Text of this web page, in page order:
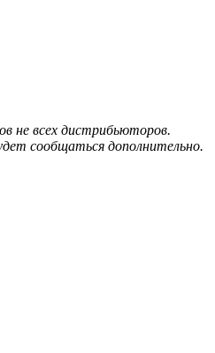
не всех дистрибьюторов.
сообщаться дополнительно.